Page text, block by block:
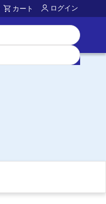
カート ログイン